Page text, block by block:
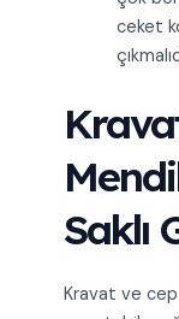
ceket
Saklı
Kravat ve cep